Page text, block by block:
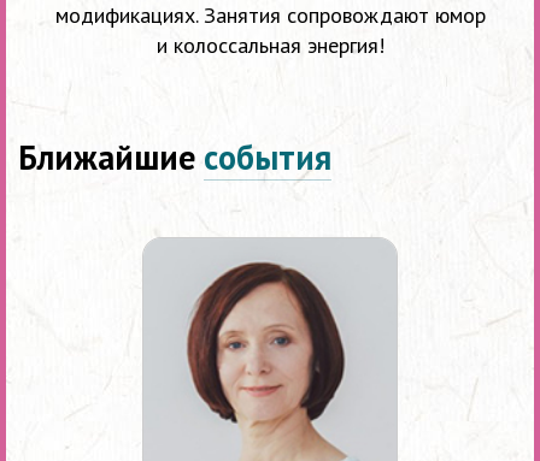
модификациях. Занятия сопровождают юмор
и колоссальная энергия!
Ближайшие события